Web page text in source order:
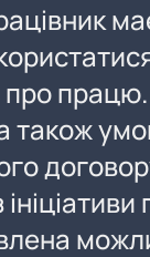
про
також